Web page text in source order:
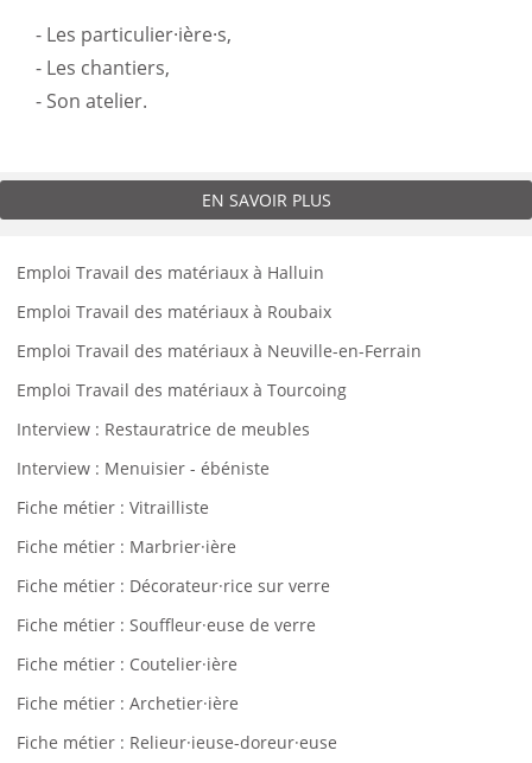
- Les particulier·ière·s,
- Les chantiers,
- Son atelier.
EN SAVOIR PLUS
Emploi Travail des matériaux à Halluin
Emploi Travail des matériaux à Roubaix
Emploi Travail des matériaux à Neuville-en-Ferrain
Emploi Travail des matériaux à Tourcoing
Interview : Restauratrice de meubles
Interview : Menuisier - ébéniste
Fiche métier : Vitrailliste
Fiche métier : Marbrier·ière
Fiche métier : Décorateur·rice sur verre
Fiche métier : Souffleur·euse de verre
Fiche métier : Coutelier·ière
Fiche métier : Archetier·ière
Fiche métier : Relieur·ieuse-doreur·euse